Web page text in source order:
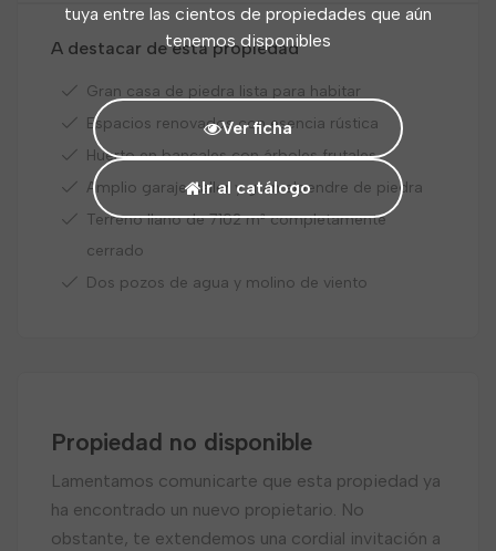
tuya entre las cientos de propiedades que aún
tenemos disponibles
Ver ficha
Ir al catálogo
A destacar de esta propiedad
Gran casa de piedra lista para habitar
Espacios renovados con esencia rústica
Huerto en bancales con árboles frutales
Amplio garaje-taller y gran alpendre de piedra
Terreno llano de 7102 m² completamente
cerrado
Dos pozos de agua y molino de viento
Propiedad no disponible
Lamentamos comunicarte que esta propiedad ya
ha encontrado un nuevo propietario. No
obstante, te extendemos una cordial invitación a